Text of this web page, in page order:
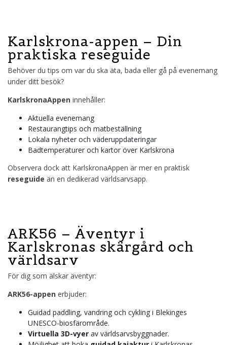
Karlskrona-appen – Din
praktiska reseguide
Behöver du tips om var du ska äta, bada eller gå på evenemang
under ditt besök?
KarlskronaAppen innehåller:
Aktuella evenemang
Restaurangtips och matbeställning
Lokala nyheter och väderuppdateringar
Badtemperaturer och kartor över Karlskrona
Observera dock att KarlskronaAppen är mer en praktisk
reseguide än en dedikerad världsarvsapp.
ARK56 – Äventyr i
Karlskronas skärgård och
världsarv
För dig som älskar äventyr:
ARK56-appen erbjuder:
Guidad paddling, vandring och cykling i Blekinges
UNESCO-biosfärområde.
Virtuella 3D-vyer av världsarvsbyggnader.